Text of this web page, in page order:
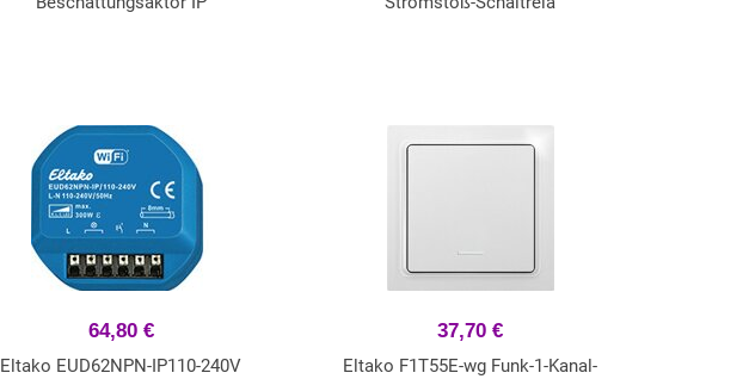
64,80 €
Eltako EUD62NPN-IP110-240V
37,70 €
Eltako F1T55E-wg Funk-1-Kanal-